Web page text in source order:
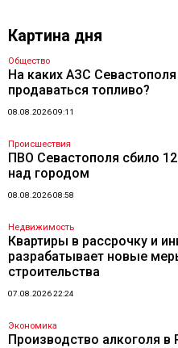
Картина дня
Общество
На каких АЗС
продаваться топливо?
08.08.2026 09:11
Происшествия
ПВО Севастополя сбило
над городом
08.08.2026 08:58
Недвижимость
Квартиры в рассрочку и
разрабатывает новые
строительства
07.08.2026 22:24
Экономика
Производство алкоголя